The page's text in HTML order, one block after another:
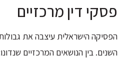
פסקי דין מרכזיים
הפסיקה הישראלית עיצבה את
השנים. בין הנושאים המרכזיים